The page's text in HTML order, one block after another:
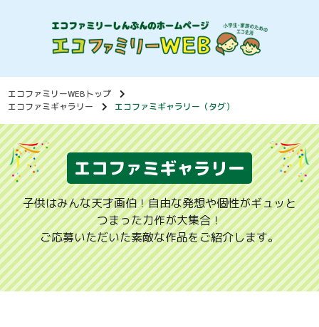
エコファミリーWEBトップ
エコファミギャラリー
エコファミギャラリー（タグ）
エコファミギャラリー
子供はみんな天才画伯！自由な発想や個性がギュッと
つまった力作が大集合！
ご応募いただいた素敵な作品をご紹介します。